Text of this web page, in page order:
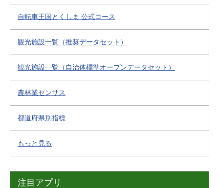
自転車王国とくしま 公式コース
観光施設一覧（推奨データセット）
観光施設一覧（自治体標準オープンデータセット）
農林業センサス
都道府県別指標
もっと見る
注目アプリ